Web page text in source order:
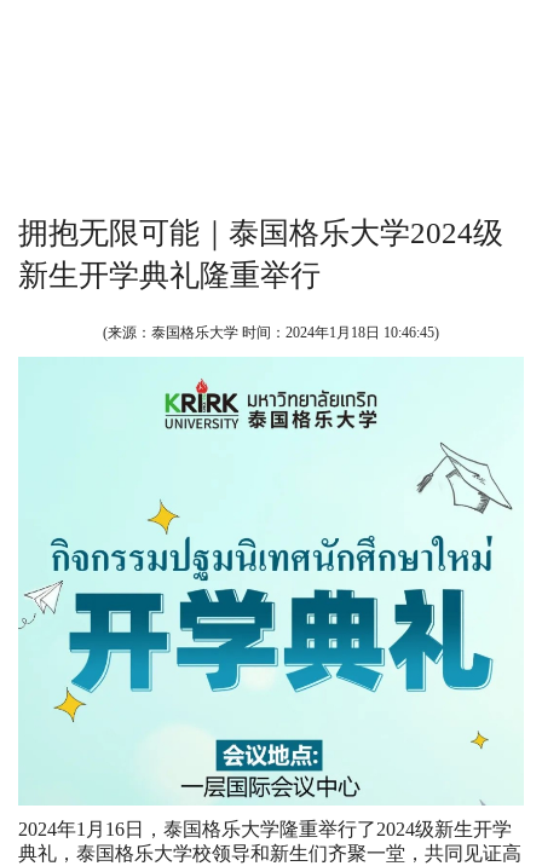
拥抱无限可能｜泰国格乐大学2024级
新生开学典礼隆重举行
(来源：泰国格乐大学 时间： 2024年1月18日 10:46:45)
2024年1月16日，泰国格乐大学隆重举行了2024级新生开学
典礼，泰国格乐大学校领导和新生们齐聚一堂，共同见证高